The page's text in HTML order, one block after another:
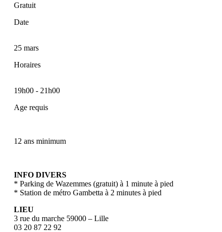
Gratuit
Date
25 mars
Horaires
19h00 - 21h00
Age requis
12 ans minimum
INFO DIVERS
* Parking de Wazemmes (gratuit) à 1 minute à pied
* Station de métro Gambetta à 2 minutes à pied
LIEU
3 rue du marche 59000 – Lille
03 20 87 22 92